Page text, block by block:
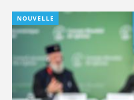
NOUVELLE